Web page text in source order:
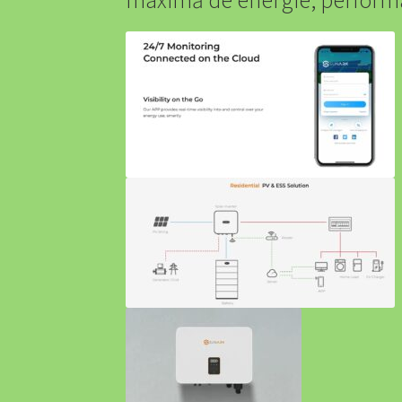
Acumulator Solar SunArk 5.12 kWh (100Ah)
Acumulatori Solari SunArk LiFePO4 –
Backup Power – Niciodată Fără CurentCablu
Cel mai bun Kit Curățare Auto 2025 – Ghid
Confort și OrganizareContact usCookie
Echipamente Siguranță Incendiu România –
EV Public Charging Cable type 2 to type 2
EV4GREEN – Soluții Energetice pentru